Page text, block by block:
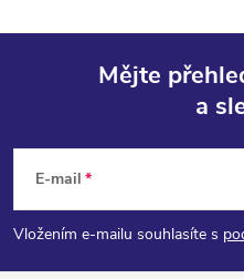
p
Mějte
a
E-mail
Vložením e-mailu souhlasíte s